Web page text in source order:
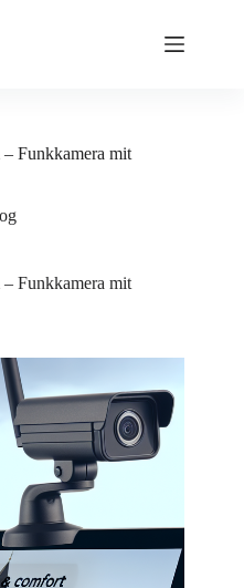
Funkkamera mit
Funkkamera mit